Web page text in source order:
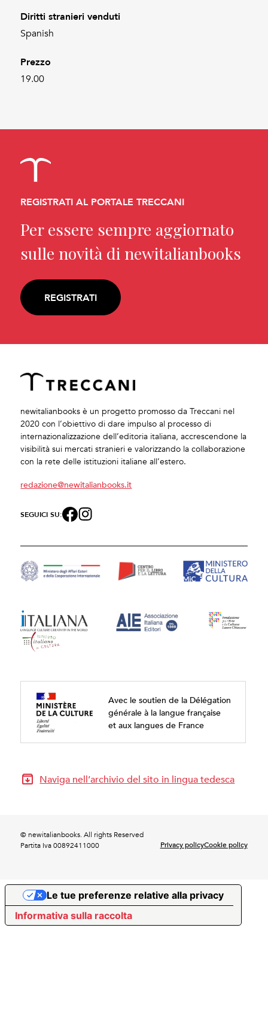
Diritti stranieri venduti
Spanish
Prezzo
19.00
REGISTRATI AL PORTALE TRECCANI
Per essere sempre aggiornato
sulle novità di newitalianbooks
REGISTRATI
newitalianbooks è un progetto promosso da Treccani nel
2020 con l’obiettivo di dare impulso al processo di
internazionalizzazione dell’editoria italiana, accrescendone la
visibilità sui mercati stranieri e valorizzando la collaborazione
con la rete delle istituzioni italiane all’estero.
redazione@newitalianbooks.it
SEGUICI SU:
Avec le soutien de la Délégation
générale à la langue française
et aux langues de France
Naviga nell’archivio del sito in lingua tedesca
© newitalianbooks. All rights Reserved
Partita Iva 00892411000
Privacy policyCookie policy
Informativa sulla raccolta
Le tue preferenze relative alla privacy